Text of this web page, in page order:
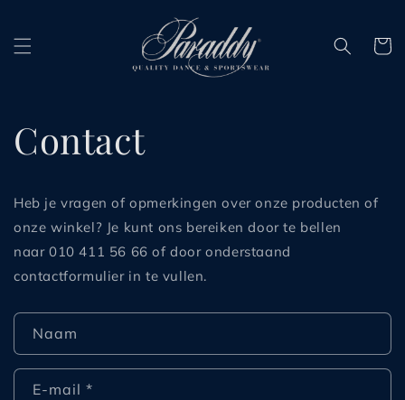
content
Contact
Heb je vragen of opmerkingen over onze producten of
onze winkel? Je kunt ons bereiken door te bellen
naar 010 411 56 66 of dooronderstaand
contactformulier in te vullen.
C
o
n
Naam
E‑mail *